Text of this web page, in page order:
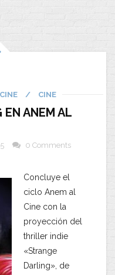
/ CINE
EN ANEM AL
0 Comments
Concluye el
ciclo Anem al
Cine con la
proyección del
thriller indie
«Strange
Darling», de